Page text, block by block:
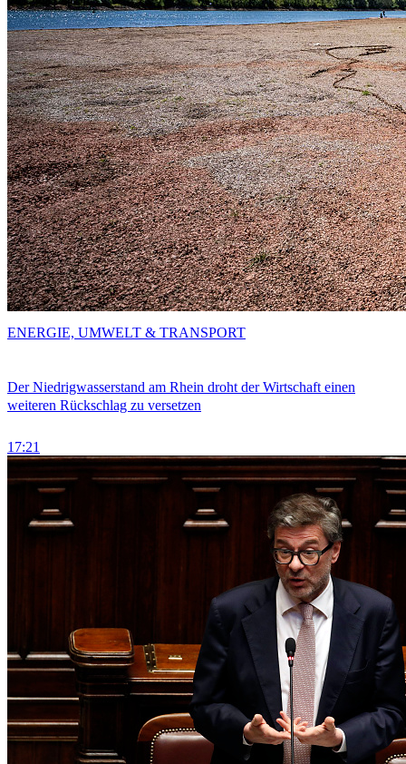
Der Niedrigwasserstand am Rhein droht der Wirtschaft einen
weiteren Rückschlag zu versetzen
17:21
ENERGIE, UMWELT & TRANSPORT